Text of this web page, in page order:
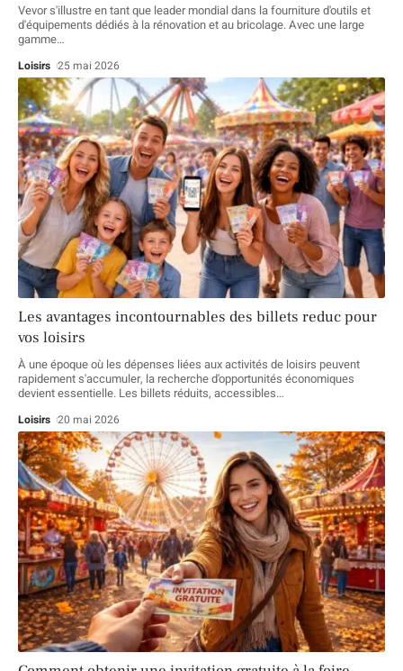
Vevor s'illustre en tant que leader mondial dans la fourniture d'outils et
d'équipements dédiés à la rénovation et au bricolage. Avec une large
gamme…
Loisirs 25 mai 2026
Les avantages incontournables des billets reduc pour
vos loisirs
À une époque où les dépenses liées aux activités de loisirs peuvent
rapidement s'accumuler, la recherche d'opportunités économiques
devient essentielle. Les billets réduits, accessibles…
Loisirs 20 mai 2026